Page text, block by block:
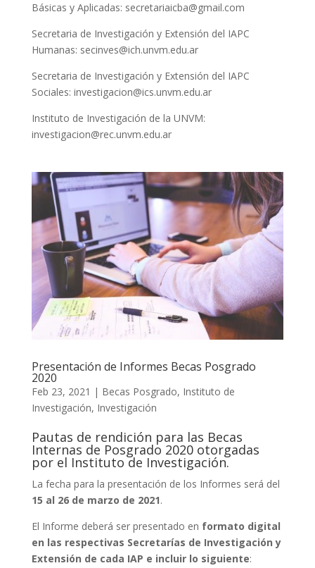
Básicas y Aplicadas: secretariaicba@gmail.com
Secretaria de Investigación y Extensión del IAPC
Humanas: secinves@ich.unvm.edu.ar
Secretaria de Investigación y Extensión del IAPC
Sociales: investigacion@ics.unvm.edu.ar
Instituto de Investigación de la UNVM:
investigacion@rec.unvm.edu.ar
Presentación de Informes Becas Posgrado
2020
Feb 23, 2021 | Becas Posgrado, Instituto de
Investigación, Investigación
Pautas de rendición para las Becas
Internas de Posgrado 2020 otorgadas
por el Instituto de Investigación.
La fecha para la presentación de los Informes será del
15 al 26 de marzo de 2021.
El Informe deberá ser presentado en formato digital
en las respectivas Secretarías de Investigación y
Extensión de cada IAP e incluir lo siguiente: